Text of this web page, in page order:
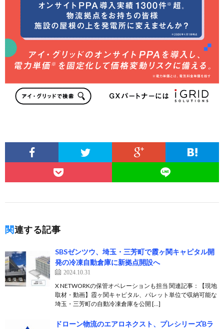
関連する記事
SBSゼンツウ、埼玉・三芳町で霞ヶ関キャピタル開
発の冷凍自動倉庫に新拠点開設へ
2024.10.31
X NETWORKの保管オペレーションも担当 関連記事：【現地
取材・動画】霞ヶ関キャピタル、パレット単位で収納可能な
埼玉・三芳町の自動冷凍倉庫を公開 […]
ドローン物流のエアロネクスト、プレシリーズBラ